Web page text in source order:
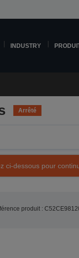
INDUSTRY
Arrêté
ci-dessous pour
produit :